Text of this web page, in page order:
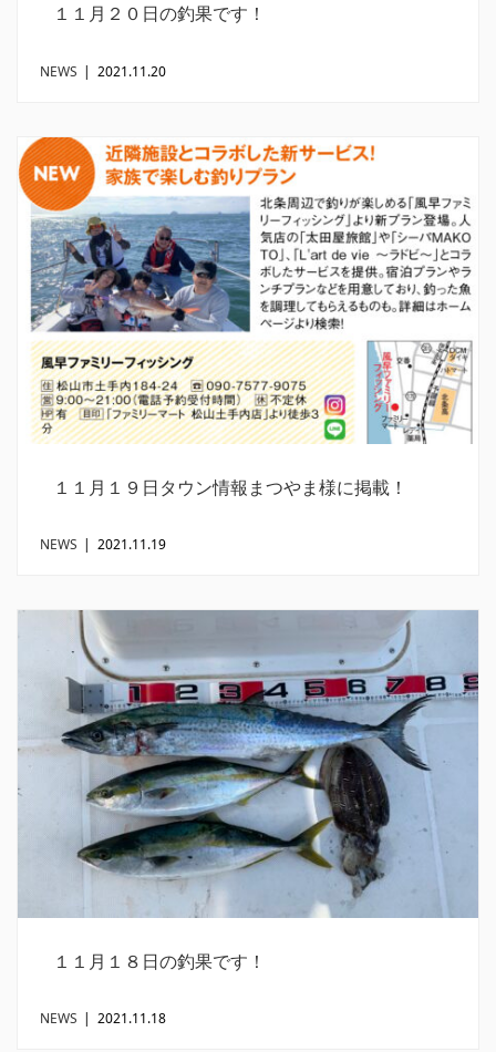
１１月２０日の釣果です！
NEWS | 2021.11.20
１１月１９日タウン情報まつやま様に掲載！
NEWS | 2021.11.19
１１月１８日の釣果です！
NEWS | 2021.11.18